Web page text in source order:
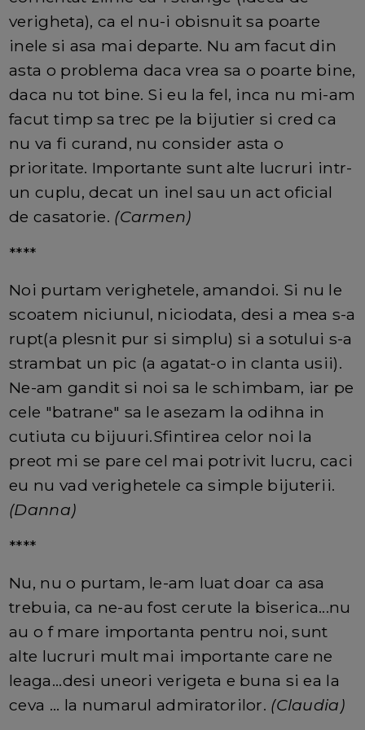
verigheta), ca el nu-i obisnuit sa poarte
inele si asa mai departe. Nu am facut din
asta o problema daca vrea sa o poarte bine,
daca nu tot bine. Si eu la fel, inca nu mi-am
facut timp sa trec pe la bijutier si cred ca
nu va fi curand, nu consider asta o
prioritate. Importante sunt alte lucruri intr-
un cuplu, decat un inel sau un act oficial
de casatorie. (Carmen)
****
Noi purtam verighetele, amandoi. Si nu le
scoatem niciunul, niciodata, desi a mea s-a
rupt(a plesnit pur si simplu) si a sotului s-a
strambat un pic (a agatat-o in clanta usii).
Ne-am gandit si noi sa le schimbam, iar pe
cele "batrane" sa le asezam la odihna in
cutiuta cu bijuuri.Sfintirea celor noi la
preot mi se pare cel mai potrivit lucru, caci
eu nu vad verighetele ca simple bijuterii.
(Danna)
****
Nu, nu o purtam, le-am luat doar ca asa
trebuia, ca ne-au fost cerute la biserica...nu
au o f mare importanta pentru noi, sunt
alte lucruri mult mai importante care ne
leaga...desi uneori verigeta e buna si ea la
ceva ... la numarul admiratorilor. (Claudia)